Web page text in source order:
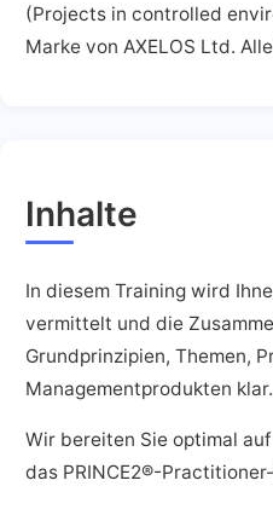
(Projects in controlled
Marke von AXELOS Ltd.
Inhalte
In diesem Training wird
vermittelt und die
Grundprinzipien, Themen,
Managementprodukten klar.
Wir bereiten Sie optimal
das PRINCE2®-